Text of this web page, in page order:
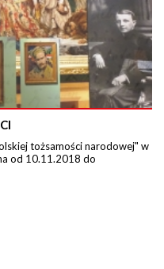
tożsamości narodowej" w
od 10.11.2018 do